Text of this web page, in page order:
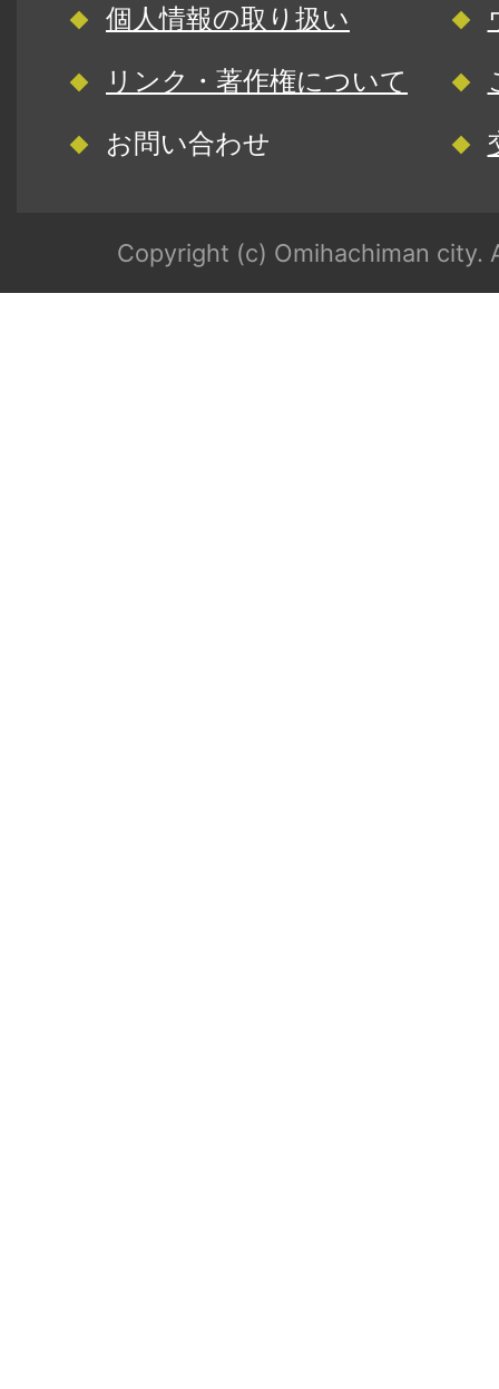
個人情報の取り扱い
リンク・著作権について
お問い合わせ
Copyright (c) Omihachiman city.